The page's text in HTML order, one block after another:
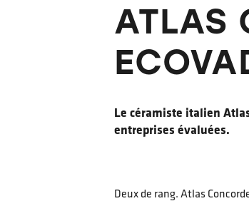
ATLAS
Le céramiste italien
entreprises évaluées.
Deux de rang. Atlas